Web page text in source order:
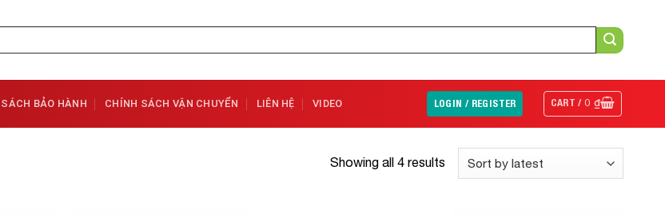
BẢO HÀNH CHÍNH SÁCH VẬN CHUYỂN LIÊN HỆ VIDEO LOGIN / REGISTER CART /0₫
Showing all 4 results